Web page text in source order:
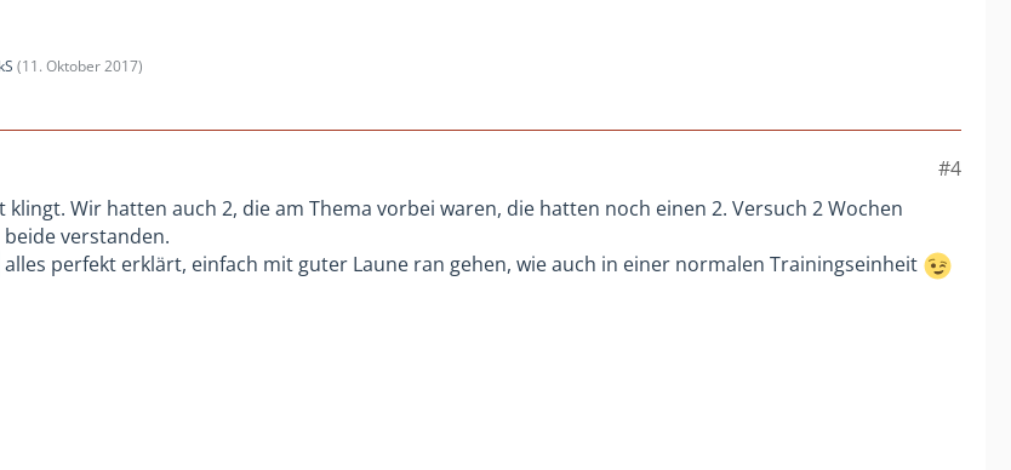
(11. Oktober 2017)
#4
Wir hatten auch 2, die am Thema vorbei waren, die hatten noch einen 2. Versuch 2 Wochen
verstanden.
alles perfekt erklärt, einfach mit guter Laune ran gehen, wie auch in einer normalen Trainingseinheit